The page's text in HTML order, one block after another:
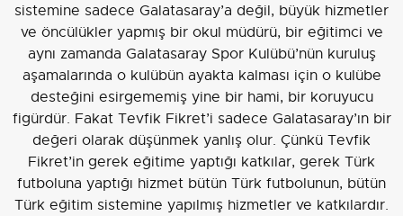
sistemine sadece Galatasaray’a değil, büyük hizmetler
ve öncülükler yapmış bir okul müdürü, bir eğitimci ve
aynı zamanda Galatasaray Spor Kulübü’nün kuruluş
aşamalarında o kulübün ayakta kalması için o kulübe
desteğini esirgememiş yine bir hami, bir koruyucu
figürdür. Fakat Tevfik Fikret’i sadece Galatasaray’ın bir
değeri olarak düşünmek yanlış olur. Çünkü Tevfik
Fikret’in gerek eğitime yaptığı katkılar, gerek Türk
futboluna yaptığı hizmet bütün Türk futbolunun, bütün
Türk eğitim sistemine yapılmış hizmetler ve katkılardır.